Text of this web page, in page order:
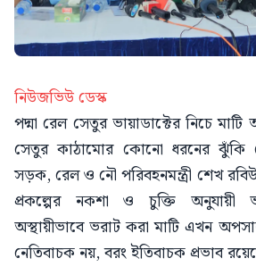
নিউজভিউ ডেস্ক
পদ্মা রেল সেতুর ভায়াডাক্টের নিচে
সেতুর কাঠামোর কোনো ধরনের ঝুঁকি
সড়ক, রেল ও নৌ পরিবহনমন্ত্রী শেখ
প্রকল্পের নকশা ও চুক্তি অনুযায়ী
অস্থায়ীভাবে ভরাট করা মাটি এখন
নেতিবাচক নয়, বরং ইতিবাচক প্রভাব